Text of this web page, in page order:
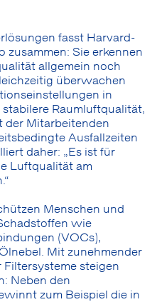
fasst Harvard-
zusammen: Sie erkennen
allgemein noch
überwachen
in
stabilere Raumluftqualität,
der Mitarbeitenden
Ausfallzeiten
daher: „Es ist für
Luftqualität am
Menschen und
wie
(VOCs),
Mit zunehmender
steigen
Neben den
zum Beispiel die in